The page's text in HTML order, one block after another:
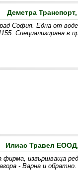
Деметра
София. Една от
Специализирана в
Илиас Травел
извършваща
- Варна и